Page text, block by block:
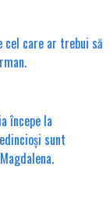
cel care ar trebui să
începe la
sunt